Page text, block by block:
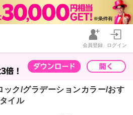
会員登録 ログイン
ック/グラデーションカラー/おす
イル